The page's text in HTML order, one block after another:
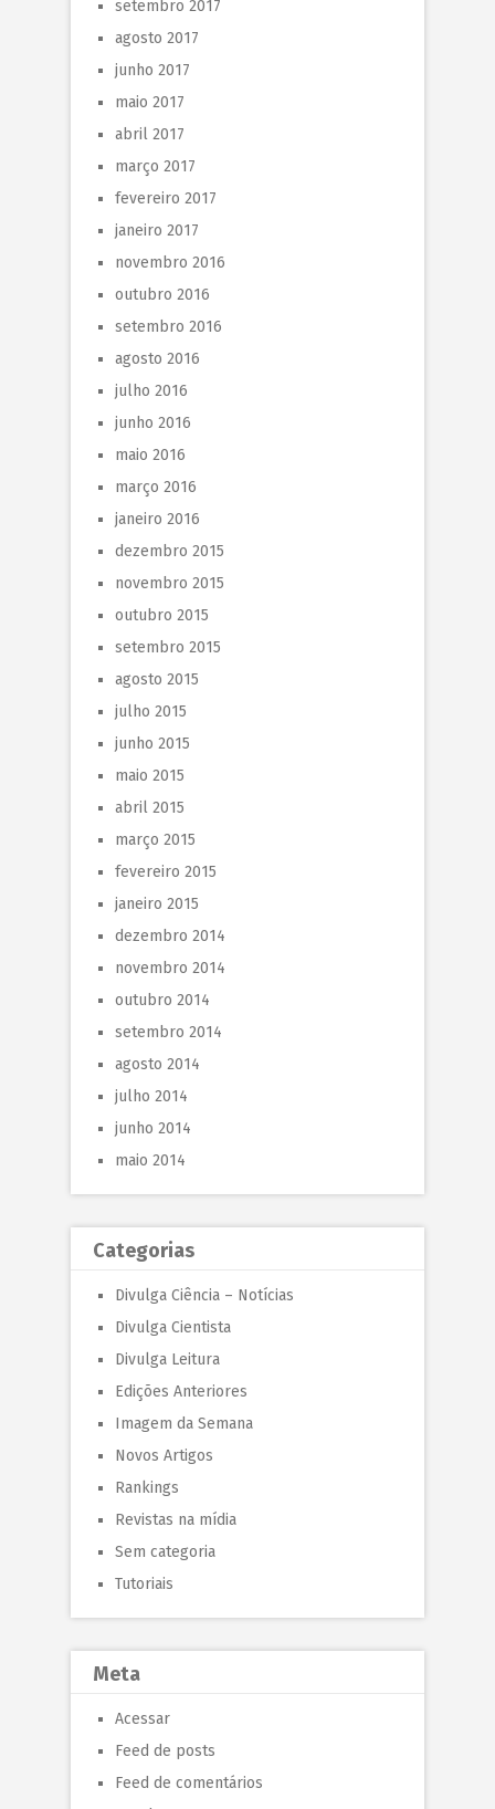
setembro 2017
agosto 2017
junho 2017
maio 2017
abril 2017
março 2017
fevereiro 2017
janeiro 2017
novembro 2016
outubro 2016
setembro 2016
agosto 2016
julho 2016
junho 2016
maio 2016
março 2016
janeiro 2016
dezembro 2015
novembro 2015
outubro 2015
setembro 2015
agosto 2015
julho 2015
junho 2015
maio 2015
abril 2015
março 2015
fevereiro 2015
janeiro 2015
dezembro 2014
novembro 2014
outubro 2014
setembro 2014
agosto 2014
julho 2014
junho 2014
maio 2014
Categorias
Divulga Ciência – Notícias
Divulga Cientista
Divulga Leitura
Edições Anteriores
Imagem da Semana
Novos Artigos
Rankings
Revistas na mídia
Sem categoria
Tutoriais
Meta
Acessar
Feed de posts
Feed de comentários